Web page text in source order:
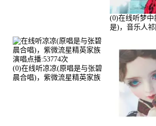
(0)在线听梦中
是)，音乐人
(0)在线听凉凉(原唱是与张碧
晨合唱)，紫微流星精英家族